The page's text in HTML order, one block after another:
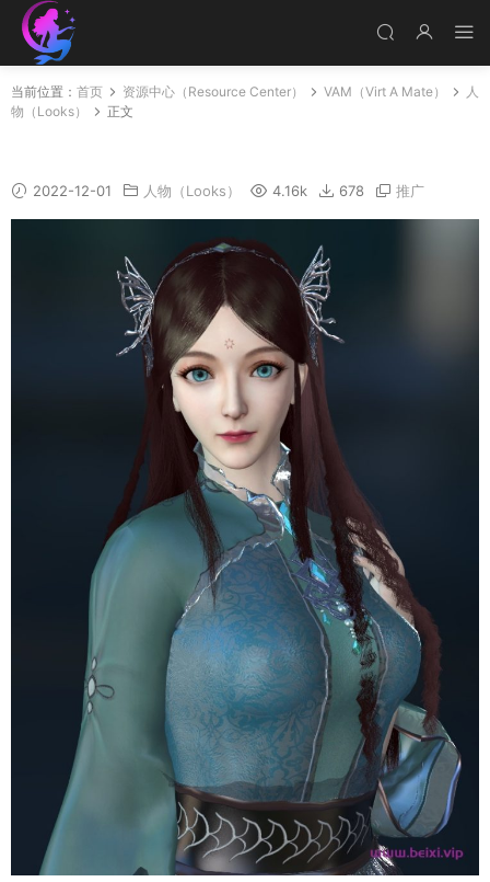
当前位置： 首页 资源中心（Resource Center） VAM（Virt A Mate）
人
物（Looks）
正文
2022-12-01 人物（Looks） 4.16k 678 推广